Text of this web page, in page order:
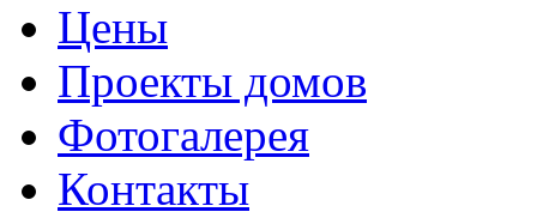
Цены
Проекты домов
Фотогалерея
Контакты